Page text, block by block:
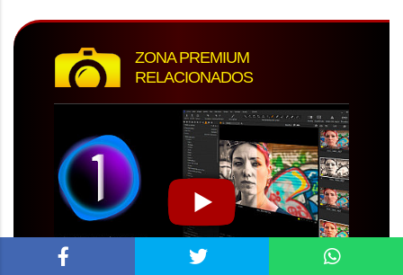
ZONA PREMIUM
RELACIONADOS